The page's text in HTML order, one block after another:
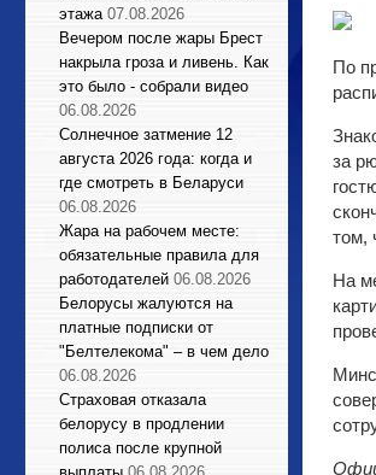
этажа 07.08.2026
Вечером после жары Брест
накрыла гроза и ливень. Как
это было - собрали видео
06.08.2026
Солнечное затмение 12
августа 2026 года: когда и
где смотреть в Беларуси
06.08.2026
Жара на рабочем месте:
обязательные правила для
работодателей 06.08.2026
Белорусы жалуются на
платные подписки от
"Белтелекома" – в чем дело
06.08.2026
Страховая отказала
белорусу в продлении
полиса после крупной
По
за
том,
На